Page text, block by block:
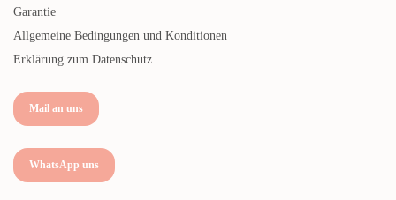
Garantie
Allgemeine Bedingungen und Konditionen
Erklärung zum Datenschutz
Mail an uns
WhatsApp uns